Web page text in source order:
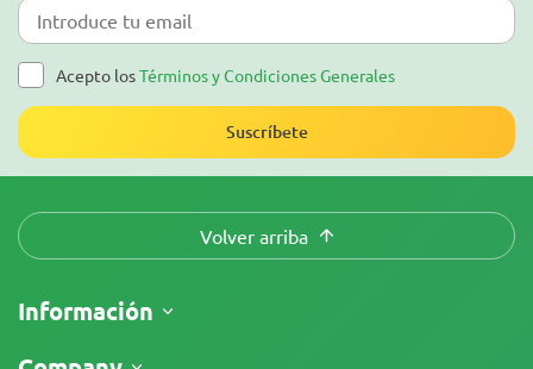
Acepto losTérminos y Condiciones Generales
Suscríbete
Volver arriba
Información
Envíos